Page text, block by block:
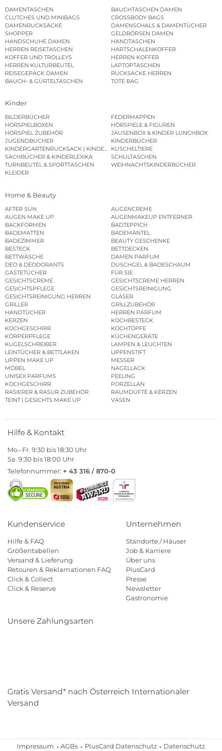
DAMENTASCHEN
BAUCHTASCHEN DAMEN
CLUTCHES UND MINIBAGS
CROSSBODY BAGS
DAMENRUCKSÄCKE
DAMENSCHALS & DAMENTÜCHER
SHOPPER
GELDBÖRSEN DAMEN
HANDSCHUHE DAMEN
HANDTASCHEN
HERREN REISETASCHEN
HARTSCHALENKOFFER
KOFFER UND TROLLEYS
HERREN KOFFER
HERREN KULTURBEUTEL
LAPTOPTASCHEN
REISEGEPÄCK DAMEN
RUCKSÄCKE HERREN
BAUCH- & GÜRTELTASCHEN
TOTE BAG
Kinder
BILDERBÜCHER
FEDERMAPPEN
HÖRSPIELBOXEN
HÖRSPIELE & FIGUREN
HÖRSPIEL ZUBEHÖR
JAUSENBOX & KINDER LUNCHBOX
JUGENDBÜCHER
KINDERBÜCHER
KINDERGARTENRUCKSACK | KINDERGARTENBEUTEL
KUSCHELTIERE
SACHBÜCHER & KINDERLEXIKA
SCHULTASCHEN
TURNBEUTEL & SPORTTASCHEN
WEIHNACHTSKINDERBÜCHER
KLEIDER
Home & Beauty
AFTER SUN
AUGENCREME
AUGEN MAKE UP
AUGENMAKEUP ENTFERNER
BACKFORMEN
BADTEPPICH
BADEMATTEN
BADEMÄNTEL
BADEZIMMER
BEAUTY GESCHENKE
BESTECK
BETTDECKEN
BETTWÄSCHE
DAMEN PARFUM
DEO & DEODORANTS
DUSCHGEL & BADESCHAUM
GÄSTETÜCHER
FÜR SIE
GESICHTSCREME
GESICHTSCREME HERREN
GESICHTSPFLEGE
GESICHTSREINIGUNG
GESICHTSREINIGUNG HERREN
GLÄSER
GRILLER
GRILLZUBEHÖR
HANDTÜCHER
HERREN PARFUM
KERZEN
KOCHBESTECK
KOCHGESCHIRR
KOCHTÖPFE
KÖRPERPFLEGE
KÜCHENGERÄTE
KUGELSCHREIBER
LAMPEN & LEUCHTEN
LEINTÜCHER & BETTLAKEN
LIPPENSTIFT
LIPPEN MAKE UP
MESSER
MÖBEL
NAGELLACK
UNISEX PARFUMS
PEELING
KOCHGESCHIRR
PORZELLAN
RASIERER & RASUR ZUBEHÖR
RAUMDÜFTE & KERZEN
TEINT | GESICHTS MAKE UP
VASEN
Hilfe & Kontakt
Mo.–Fr. 9:30 bis 18:30 Uhr
Sa. 9:30 bis 18:00 Uhr
Telefonnummer: + 43 316 / 870-0
Kundenservice
Hilfe & FAQ
Größentabellen
Versand & Lieferung
Retouren & Reklamationen FAQ
Click & Collect
Click & Reserve
Unternehmen
Standorte / Häuser
Job & Karriere
Über uns
PlusCard
Presse
Newsletter
Gastronomie
Unsere Zahlungsarten
Gratis Versand* nach Österreich Internationaler
Versand
Impressum AGBs PlusCard Datenschutz Datenschutz